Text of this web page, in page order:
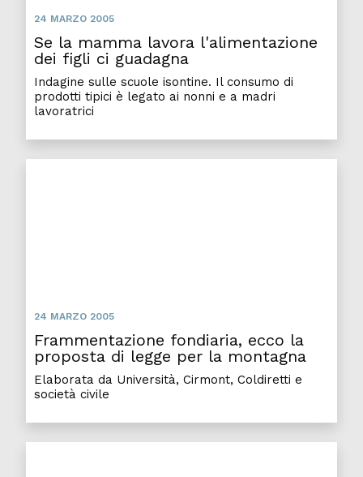
24 MARZO 2005
Se la mamma lavora l'alimentazione
dei figli ci guadagna
Indagine sulle scuole isontine. Il consumo di
prodotti tipici è legato ai nonni e a madri
lavoratrici
24 MARZO 2005
Frammentazione fondiaria, ecco la
proposta di legge per la montagna
Elaborata da Università, Cirmont, Coldiretti e
società civile